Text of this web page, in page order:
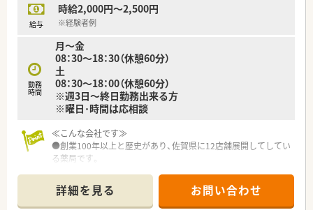
給与
時給2,000円～2,500円
※経験者例
勤務
時間
月～金
08：30～18：30（休憩60分）
土
08：30～18：00（休憩60分）
※週3日～終日勤務出来る方
※曜日･時間は応相談
≪こんな会社です≫
●創業100年以上と歴史があり、佐賀県に12店舗展開してしてい
る薬局です。
ップ出来る環境が整っています。
●産休・育休制度や時短勤務など、ライフバランスに合わせた働
詳細を見る お問い合わせ